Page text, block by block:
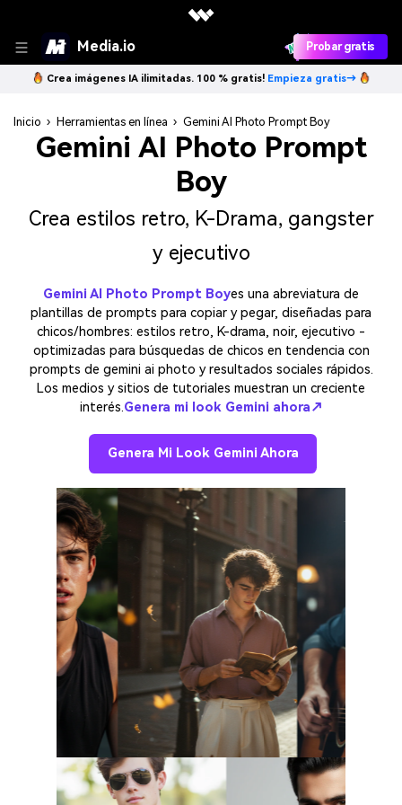
Media.io Probar gratis
Crea imágenes IA ilimitadas. 100 % gratis! Empieza gratis→
Inicio › Herramientas en línea › Gemini AI Photo Prompt Boy
Gemini AI Photo Prompt
Boy
Crea estilos retro, K-Drama, gangster
y ejecutivo
Gemini AI Photo Prompt Boyes una abreviatura de
plantillas de prompts para copiar y pegar, diseñadas para
chicos/hombres: estilos retro, K-drama, noir, ejecutivo -
optimizadas para búsquedas de chicos en tendencia con
prompts de gemini ai photo y resultados sociales rápidos.
Los medios y sitios de tutoriales muestran un creciente
interés.Genera mi look Gemini ahora↗
Genera Mi Look Gemini Ahora